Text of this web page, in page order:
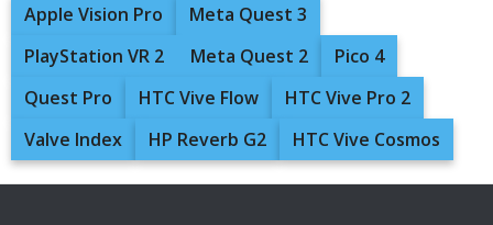
Apple Vision Pro
Meta Quest 3
PlayStation VR 2
Meta Quest 2
Pico 4
Quest Pro
HTC Vive Flow
HTC Vive Pro 2
Valve Index
HP Reverb G2 HTC Vive Cosmos